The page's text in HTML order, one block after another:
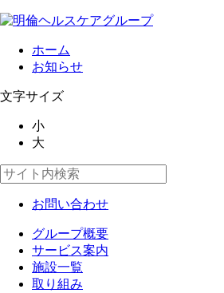
ホーム
お知らせ
文字サイズ
小
大
お問い合わせ
グループ概要
サービス案内
施設一覧
取り組み